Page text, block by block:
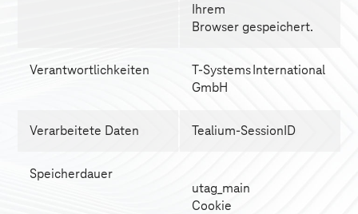
Ihrem
Browser gespeichert.
Verantwortlichkeiten T-Systems International
GmbH
Verarbeitete Daten Tealium-SessionID
Speicherdauer
utag_main
Cookie